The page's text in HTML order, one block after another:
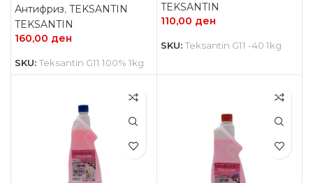
Антифриз, TEKSANTIN
TEKSANTIN
160,00 ден
SKU: Teksantin G11 100% 1kg
TEKSANTIN
110,00 ден
SKU: Teksantin G11 -40 1kg